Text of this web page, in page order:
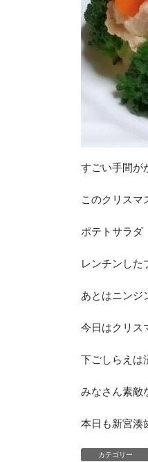
すごい手間が
このクリスマ
ポテトサラダ
レンチンした
あとはニンジ
今日はクリス
下ごしらえは
みなさん素敵
本日も新宮湊
カテゴリー